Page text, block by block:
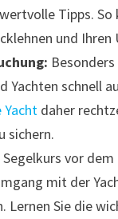
Tipps. So
und Ihren
Yachten schnell
Yacht daher
sichern.
Segelkurs vor
mit der
Lernen Sie die